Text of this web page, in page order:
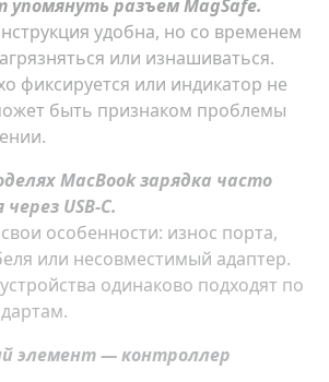
разъем MagSafe.
удобна, но со временем
или изнашиваться.
фиксируется или индикатор не
быть признаком проблемы
MacBook зарядка часто
USB-C.
особенности: износ порта,
или несовместимый адаптер.
одинаково подходят по
элемент — контроллер